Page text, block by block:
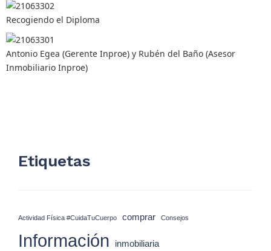
Recogiendo el Diploma
Antonio Egea (Gerente Inproe) y Rubén del Baño (Asesor
Inmobiliario Inproe)
Etiquetas
Actividad Física #CuidaTuCuerpo comprar Consejos
Información inmobiliaria